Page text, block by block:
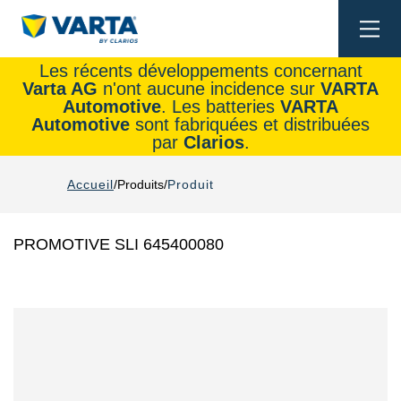
Les récents développements concernant
Varta AG n'ont aucune incidence sur VARTA
Automotive. Les batteries VARTA
Automotive sont fabriquées et distribuées
par Clarios.
Accueil Produits Produit
PROMOTIVE SLI 645400080